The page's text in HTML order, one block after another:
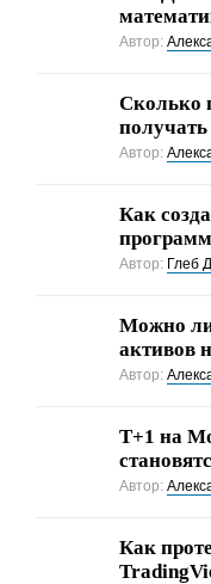
Автор:
Сколько
Автор:
Как
Автор: Глеб
Можно ли
активов
Автор:
Т+1 на
Автор:
Как